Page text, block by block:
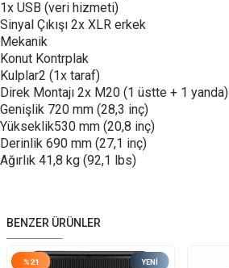
1x USB (veri hizmeti)
Sinyal Çıkışı 2x XLR erkek
Mekanik
Konut Kontrplak
Kulplar2 (1x taraf)
Direk Montajı 2x M20 (1 üstte + 1 yanda)
Genişlik 720 mm (28,3 inç)
Yükseklik530 mm (20,8 inç)
Derinlik 690 mm (27,1 inç)
Ağırlık 41,8 kg (92,1 lbs)
BENZER ÜRÜNLER
%21 YENI